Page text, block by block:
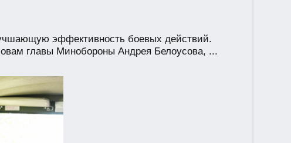
эффективность боевых действий.
главы Минобороны Андрея Белоусова, ...